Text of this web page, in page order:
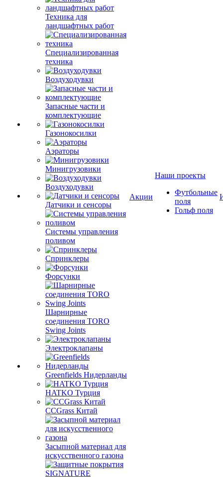
Техника для
ландшафтных работ
Специализированная
техника
Воздуходувки
Запасные части и
комплектующие
Газонокосилки
Аэраторы
Минигрузовики
Воздуходувки
Датчики и сенсоры
Системы управления
поливом
Спринклеры
Форсунки
Шарнирные
соединения TORO
Swing Joints
Электроклапаны
Greenfields Нидерланды
HATKO Турция
CCGrass Китай
Засыпной материал для
искусственного газона
Акции
Наши проекты
Футбольные
поля
Гольф поля